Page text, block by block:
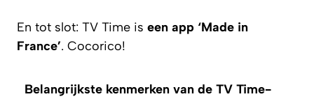
En tot slot: TV Time is een app ‘Made in
France’. Cocorico!
Belangrijkste kenmerken van de TV Time-